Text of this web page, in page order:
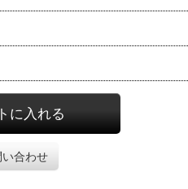
に入れる
い合わせ